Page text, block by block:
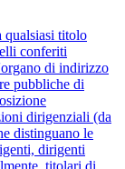
qualsiasi titolo
conferiti
di indirizzo
pubbliche di
dirigenziali (da
distinguano le
dirigenti